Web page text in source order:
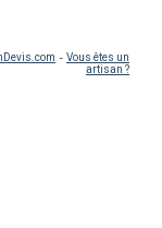
- Vous êtes un
artisan ?